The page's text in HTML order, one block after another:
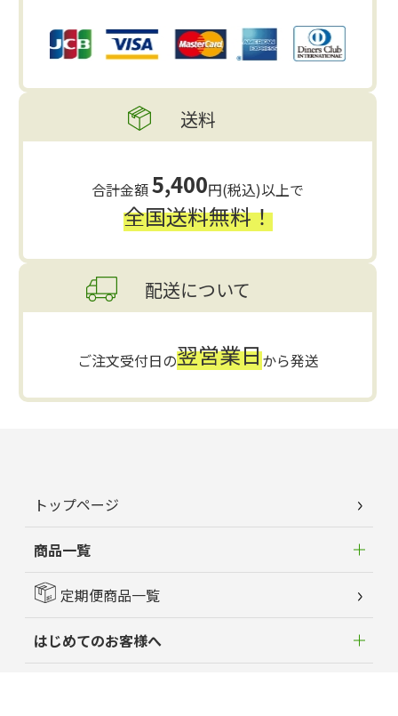
送料
合計金額5,400円(税込)以上で
全国送料無料！
配送について
ご注文受付日の翌営業日から発送
トップページ
商品一覧
定期便商品一覧
はじめてのお客様へ